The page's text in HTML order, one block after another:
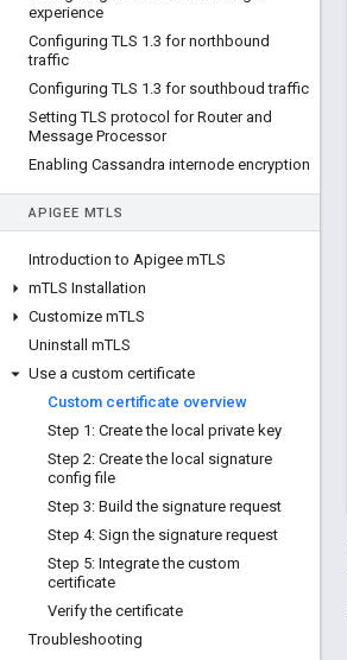
experience
Configuring TLS 1 .3 for northbound
traffic
Configuring TLS 1 .3 for southboud traffic
Setting TLS protocol for Router and
Message Processor
Enabling Cassandra internode encryption
APIGEE MTLS
Introduction to Apigee mTLS
mTLS Installation
Customize mTLS
Uninstall mTLS
Use a custom certificate
Custom certificate overview
Step 1: Create the local private key
Step 2: Create the local signature
config file
Step 3: Build the signature request
Step 4: Sign the signature request
Step 5: Integrate the custom
certificate
Verify the certificate
Troubleshooting